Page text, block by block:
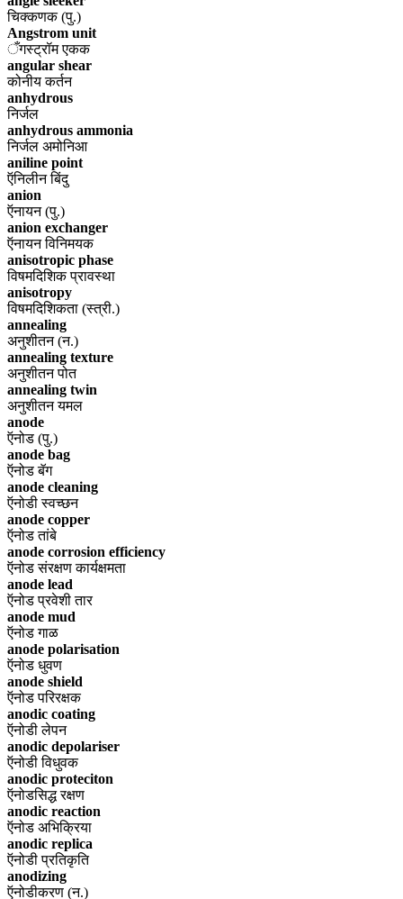
चिक्कणक (पु.)
Angstrom unit
ँगस्ट्रॉम एकक
angular shear
कोनीय कर्तन
anhydrous
निर्जल
anhydrous ammonia
निर्जल अमोनिआ
aniline point
ऍनिलीन बिंदु
anion
ऍनायन (पु.)
anion exchanger
ऍनायन विनिमयक
anisotropic phase
विषमदिशिक प्रावस्था
anisotropy
विषमदिशिकता (स्त्री.)
annealing
अनुशीतन (न.)
annealing texture
अनुशीतन पोत
annealing twin
अनुशीतन यमल
anode
ऍनोड (पु.)
anode bag
ऍनोड बॅग
anode cleaning
ऍनोडी स्वच्छन
anode copper
ऍनोड तांबे
anode corrosion efficiency
ऍनोड संरक्षण कार्यक्षमता
anode lead
ऍनोड प्रवेशी तार
anode mud
ऍनोड गाळ
anode polarisation
ऍनोड धुवण
anode shield
ऍनोड परिरक्षक
anodic coating
ऍनोडी लेपन
anodic depolariser
ऍनोडी विधुवक
anodic proteciton
ऍनोडसिद्ध रक्षण
anodic reaction
ऍनोड अभिक्रिया
anodic replica
ऍनोडी प्रतिकृति
anodizing
ऍनोडीकरण (न.)